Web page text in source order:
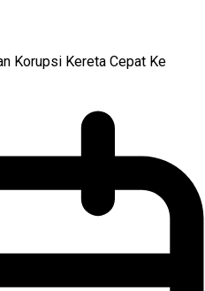
Korupsi Kereta Cepat Ke